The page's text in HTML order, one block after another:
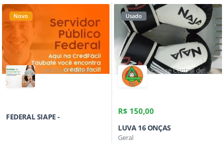
Novo
CredFácil Taubaté
FEDERAL SIAPE -
Usado
Equipe Central de
R$ 150,00
LUVA 16 ONÇAS
Geral